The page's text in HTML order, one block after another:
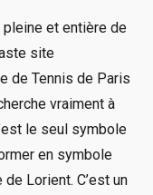
et entière de
site
de Tennis de Paris
vraiment à
le seul symbole
en symbole
Lorient. C’est un